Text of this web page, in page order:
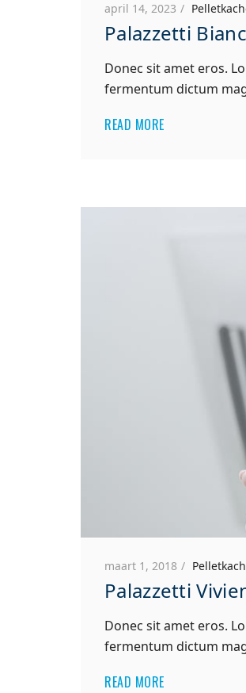
april 14, 2023
Palazzetti
Donec sit amet eros.
fermentum dictum
READ MORE
maart 1, 2018
Palazzetti
Donec sit amet eros.
fermentum dictum
READ MORE